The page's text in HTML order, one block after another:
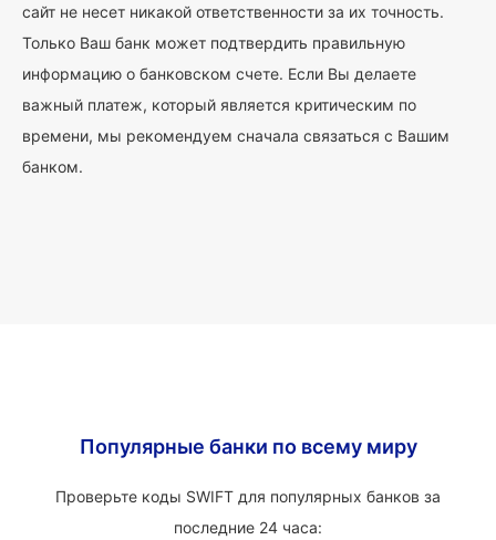
сайт не несет никакой ответственности за их точность.
Только Ваш банк может подтвердить правильную
информацию о банковском счете. Если Вы делаете
важный платеж, который является критическим по
времени, мы рекомендуем сначала связаться с Вашим
банком.
Популярные банки по всему миру
Проверьте коды SWIFT для популярных банков за
последние 24 часа: